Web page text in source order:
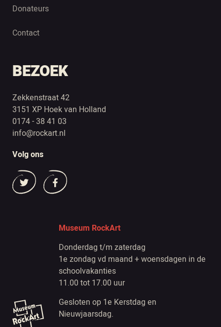
Donateurs
Contact
BEZOEK
Zekkenstraat 42
3151 XP Hoek van Holland
0174 - 38 41 03
info@rockart.nl
Volg ons
Museum RockArt
Donderdag t/m zaterdag
1e zondag vd maand + woensdagen in de
schoolvakanties
11.00 tot 17.00 uur
Gesloten op 1e Kerstdag en
Nieuwjaarsdag.